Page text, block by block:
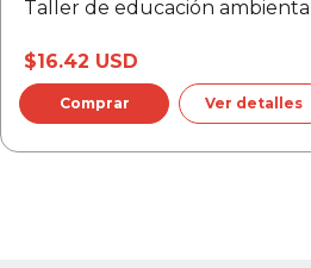
editoriales.
Taller de educación ambiental
$16.42 USD
Ver detalles